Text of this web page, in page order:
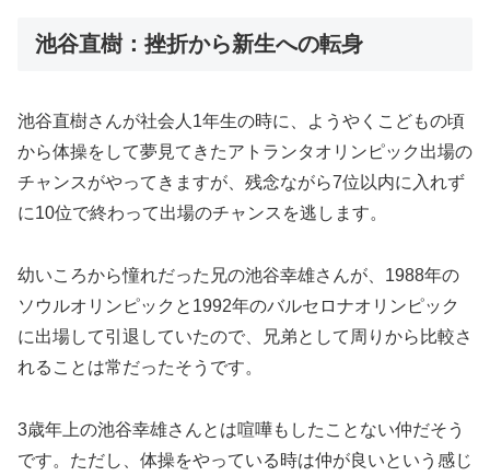
池谷直樹：挫折から新生への転身
池谷直樹さんが社会人1年生の時に、ようやくこどもの頃
から体操をして夢見てきたアトランタオリンピック出場の
チャンスがやってきますが、残念ながら7位以内に入れず
に10位で終わって出場のチャンスを逃します。
幼いころから憧れだった兄の池谷幸雄さんが、1988年の
ソウルオリンピックと1992年のバルセロナオリンピック
に出場して引退していたので、兄弟として周りから比較さ
れることは常だったそうです。
3歳年上の池谷幸雄さんとは喧嘩もしたことない仲だそう
です。ただし、体操をやっている時は仲が良いという感じ